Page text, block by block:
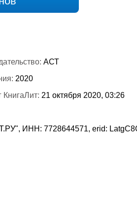
АСТ
2020
КнигаЛит: 21 октября 2020, 03:26
ИНН: 7728644571, erid: